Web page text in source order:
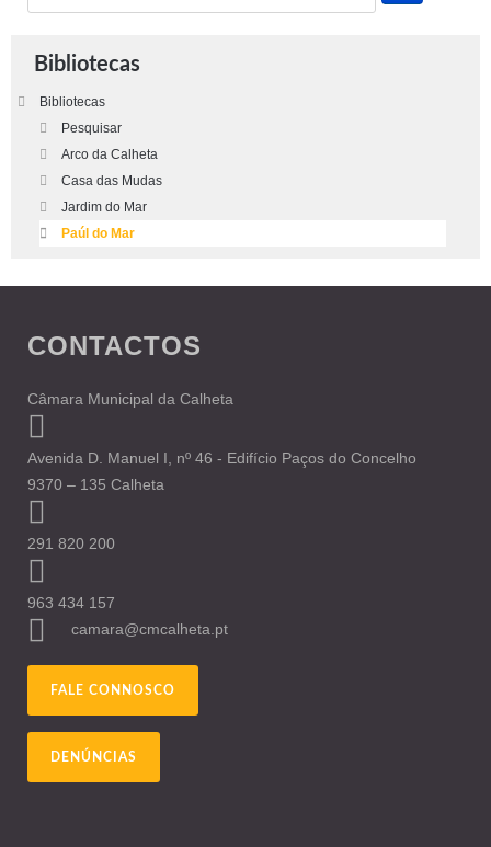
Bibliotecas
Bibliotecas
Pesquisar
Arco da Calheta
Casa das Mudas
Jardim do Mar
Paúl do Mar
CONTACTOS
Câmara Municipal da Calheta
Avenida D. Manuel I, nº 46 - Edifício Paços do Concelho
9370 – 135 Calheta
291 820 200
963 434 157
camara@cmcalheta.pt
FALE CONNOSCO
DENÚNCIAS